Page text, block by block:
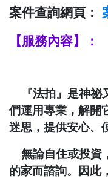
案件查詢網頁：
【服務內容】：
『法拍』是神
們運用專業，解開
迷思，提供安心、
無論自住或投資
的家而諮詢。因此